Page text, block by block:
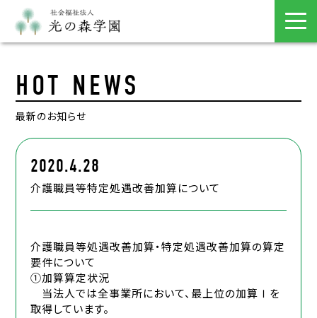
HOT NEWS
最新のお知らせ
2020.4.28
介護職員等特定処遇改善加算について
介護職員等処遇改善加算・特定処遇改善加算の算定
要件について
①加算算定状況
当法人では全事業所において、最上位の加算Ⅰを
取得しています。